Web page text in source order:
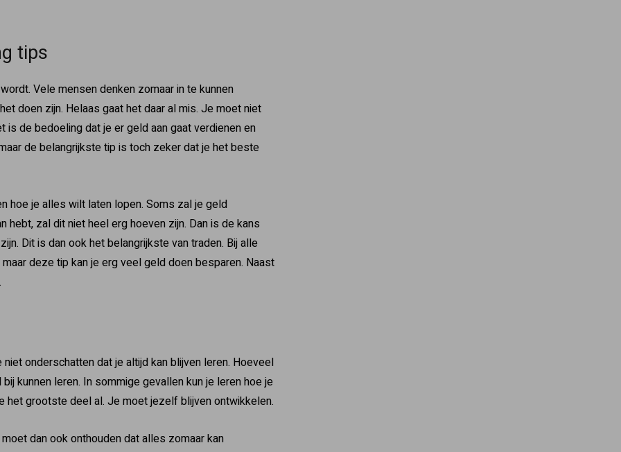
tips
Vele mensen denken zomaar in te kunnen
doen zijn. Helaas gaat het daar al mis. Je moet niet
de bedoeling dat je er geld aan gaat verdienen en
de belangrijkste tip is toch zeker dat je het beste
hoe je alles wilt laten lopen. Soms zal je geld
zal dit niet heel erg hoeven zijn. Dan is de kans
Dit is dan ook het belangrijkste van traden. Bij alle
deze tip kan je erg veel geld doen besparen. Naast
onderschatten dat je altijd kan blijven leren. Hoeveel
kunnen leren. In sommige gevallen kun je leren hoe je
het grootste deel al. Je moet jezelf blijven ontwikkelen.
dan ook onthouden dat alles zomaar kan